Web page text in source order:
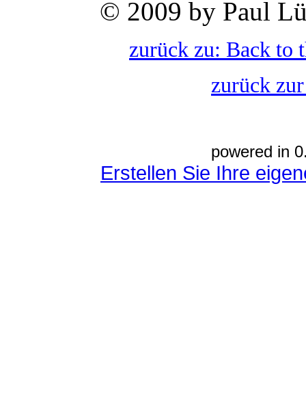
© 2009 by Paul
zurück zu: Back to
zurück
powered in
Erstellen Sie Ihre